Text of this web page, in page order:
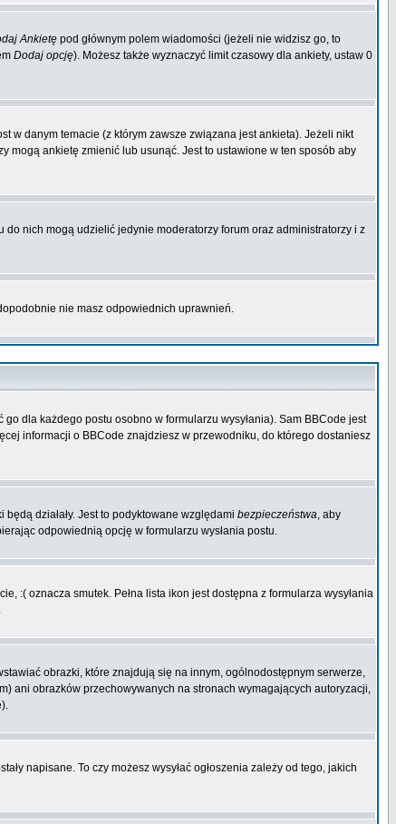
Ankietę pod głównym polem wiadomości (jeżeli nie widzisz go, to
Dodaj opcję). Możesz także wyznaczyć limit czasowy dla ankiety, ustaw 0
w danym temacie (z którym zawsze związana jest ankieta). Jeżeli nikt
mogą ankietę zmienić lub usunąć. Jest to ustawione w ten sposób aby
nich mogą udzielić jedynie moderatorzy forum oraz administratorzy i z
nie masz odpowiednich uprawnień.
dla każdego postu osobno w formularzu wysyłania). Sam BBCode jest
informacji o BBCode znajdziesz w przewodniku, do którego dostaniesz
działały. Jest to podyktowane względami bezpieczeństwa, aby
odpowiednią opcję w formularzu wysłania postu.
:( oznacza smutek. Pełna lista ikon jest dostępna z formularza wysyłania
obrazki, które znajdują się na innym, ogólnodostępnym serwerze,
ani obrazków przechowywanych na stronach wymagających autoryzacji,
napisane. To czy możesz wysyłać ogłoszenia zależy od tego, jakich